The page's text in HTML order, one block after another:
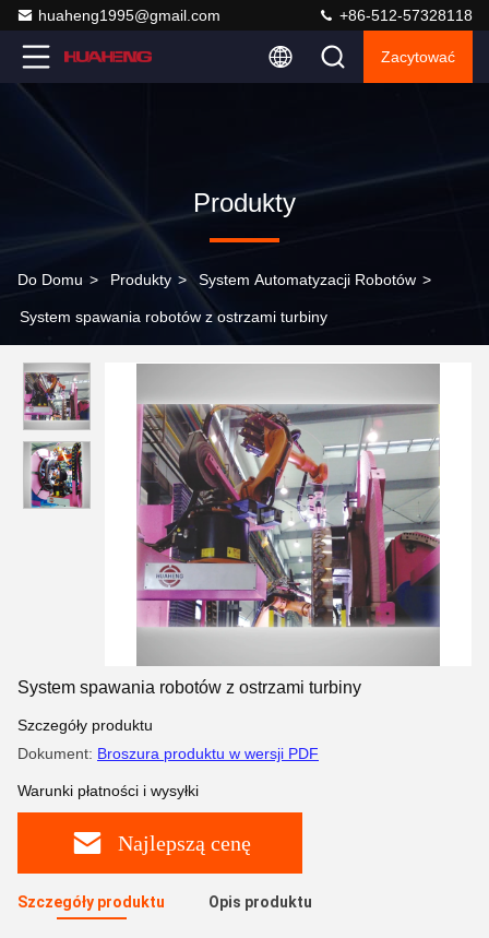
huaheng1995@gmail.com +86-512-57328118
Zacytować
Produkty
Do Domu > Produkty > System Automatyzacji Robotów >
System spawania robotów z ostrzami turbiny
System spawania robotów z ostrzami turbiny
Szczegóły produktu
Dokument: Broszura produktu w wersji PDF
Warunki płatności i wysyłki
Najlepszą cenę
Szczegóły produktu Opis produktu